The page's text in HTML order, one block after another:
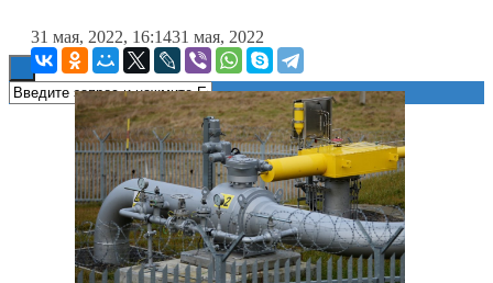
31 мая, 2022, 16:1431 мая, 2022